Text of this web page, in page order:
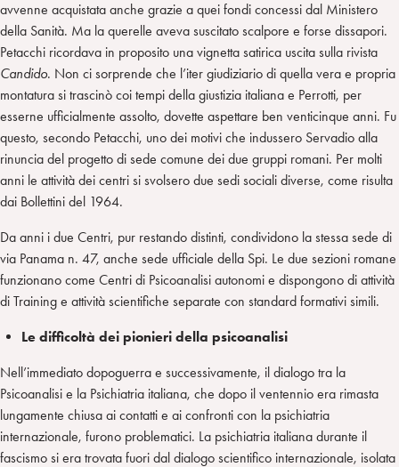
avvenne acquistata anche grazie a quei fondi concessi dal Ministero
della Sanità. Ma la querelle aveva suscitato scalpore e forse dissapori.
Petacchi ricordava in proposito una vignetta satirica uscita sulla rivista
Candido. Non ci sorprende che l’iter giudiziario di quella vera e propria
montatura si trascinò coi tempi della giustizia italiana e Perrotti, per
esserne ufficialmente assolto, dovette aspettare ben venticinque anni. Fu
questo, secondo Petacchi, uno dei motivi che indussero Servadio alla
rinuncia del progetto di sede comune dei due gruppi romani. Per molti
anni le attività dei centri si svolsero due sedi sociali diverse, come risulta
dai Bollettini del 1964.
Da anni i due Centri, pur restando distinti, condividono la stessa sede di
via Panama n. 47, anche sede ufficiale della Spi. Le due sezioni romane
funzionano come Centri di Psicoanalisi autonomi e dispongono di attività
di Training e attività scientifiche separate con standard formativi simili.
Le difficoltà dei pionieri della psicoanalisi
Nell’immediato dopoguerra e successivamente, il dialogo tra la
Psicoanalisi e la Psichiatria italiana, che dopo il ventennio era rimasta
lungamente chiusa ai contatti e ai confronti con la psichiatria
internazionale, furono problematici. La psichiatria italiana durante il
fascismo si era trovata fuori dal dialogo scientifico internazionale, isolata